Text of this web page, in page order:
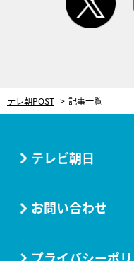
テレ朝POST 記事一覧
テレビ朝日
お問い合わせ